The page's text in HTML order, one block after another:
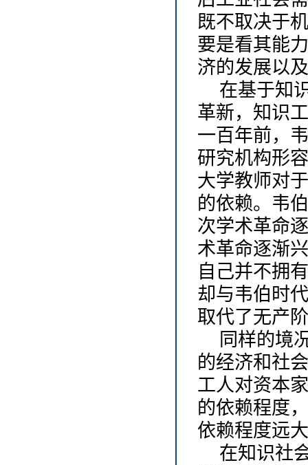
既不取决于
要是看其能
济的发展以
在基于知
革新，知识
一百年前，
研究机构形
大学教师对
的依赖。韦
次学术革命
术革命逐渐
自己并不拥
却与韦伯时
取代了无产
同样的境
的经济和社
工人对资本
的依赖程度
依赖程度远
在知识社